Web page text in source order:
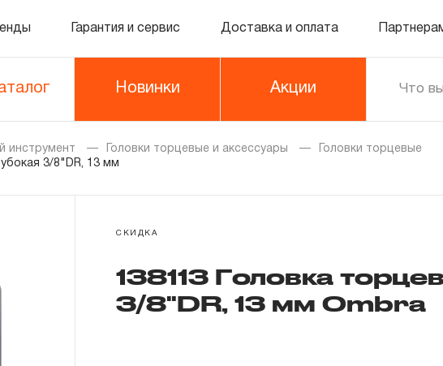
Гарантия и сервис Доставка и оплата
Новинки Акции
Итого
инструмент Головки торцевые и аксессуары
Головки торцевые
3/8"DR, 13 мм
СКИДКА
138113 Головка
3/8"DR, 13 мм Ombra